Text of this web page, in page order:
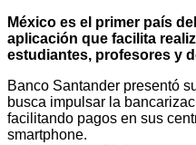
México es el primer país
aplicación que facilita
estudiantes, profesores y
Banco Santander presentó
busca impulsar la
facilitando pagos en sus
smartphone.